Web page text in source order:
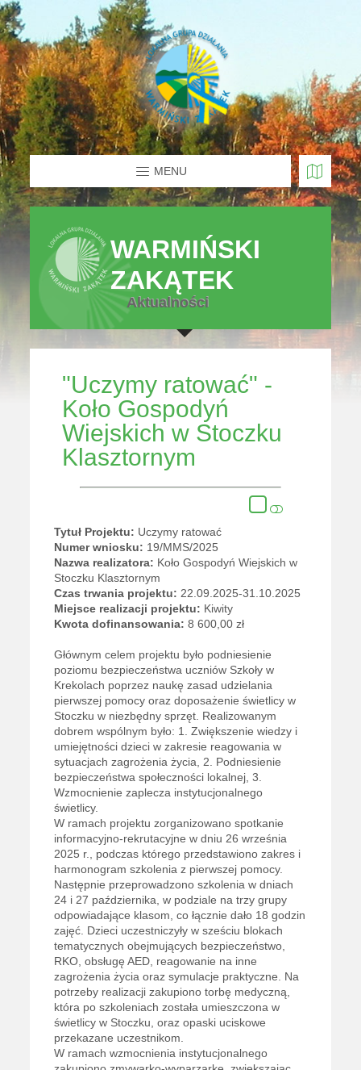
MENU
WARMIŃSKI
ZAKĄTEK
Aktualności
"Uczymy ratować" -
Koło Gospodyń
Wiejskich w Stoczku
Klasztornym
Tytuł Projektu: Uczymy ratować
Numer wniosku: 19/MMS/2025
Nazwa realizatora: Koło Gospodyń Wiejskich w
Stoczku Klasztornym
Czas trwania projektu: 22.09.2025-31.10.2025
Miejsce realizacji projektu: Kiwity
Kwota dofinansowania: 8 600,00 zł
Głównym celem projektu było podniesienie
poziomu bezpieczeństwa uczniów Szkoły w
Krekolach poprzez naukę zasad udzielania
pierwszej pomocy oraz doposażenie świetlicy w
Stoczku w niezbędny sprzęt. Realizowanym
dobrem wspólnym było: 1. Zwiększenie wiedzy i
umiejętności dzieci w zakresie reagowania w
sytuacjach zagrożenia życia, 2. Podniesienie
bezpieczeństwa społeczności lokalnej, 3.
Wzmocnienie zaplecza instytucjonalnego
świetlicy.
W ramach projektu zorganizowano spotkanie
informacyjno-rekrutacyjne w dniu 26 września
2025 r., podczas którego przedstawiono zakres i
harmonogram szkolenia z pierwszej pomocy.
Następnie przeprowadzono szkolenia w dniach
24 i 27 października, w podziale na trzy grupy
odpowiadające klasom, co łącznie dało 18 godzin
zajęć. Dzieci uczestniczyły w sześciu blokach
tematycznych obejmujących bezpieczeństwo,
RKO, obsługę AED, reagowanie na inne
zagrożenia życia oraz symulacje praktyczne. Na
potrzeby realizacji zakupiono torbę medyczną,
która po szkoleniach została umieszczona w
świetlicy w Stoczku, oraz opaski uciskowe
przekazane uczestnikom.
W ramach wzmocnienia instytucjonalnego